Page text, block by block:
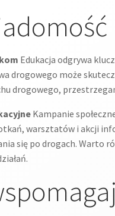
Edukacja odgrywa
drogowego może
drogowego,
Kampanie
warsztatów i akcji
się po drogach. Warto